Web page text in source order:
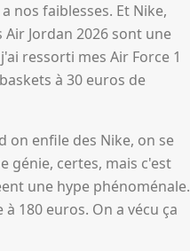
nos faiblesses. Et Nike,
Jordan 2026 sont une
ressorti mes Air Force 1
à 30 euros de
on enfile des Nike, on se
génie, certes, mais c'est
une hype phénoménale.
180 euros. On a vécu ça